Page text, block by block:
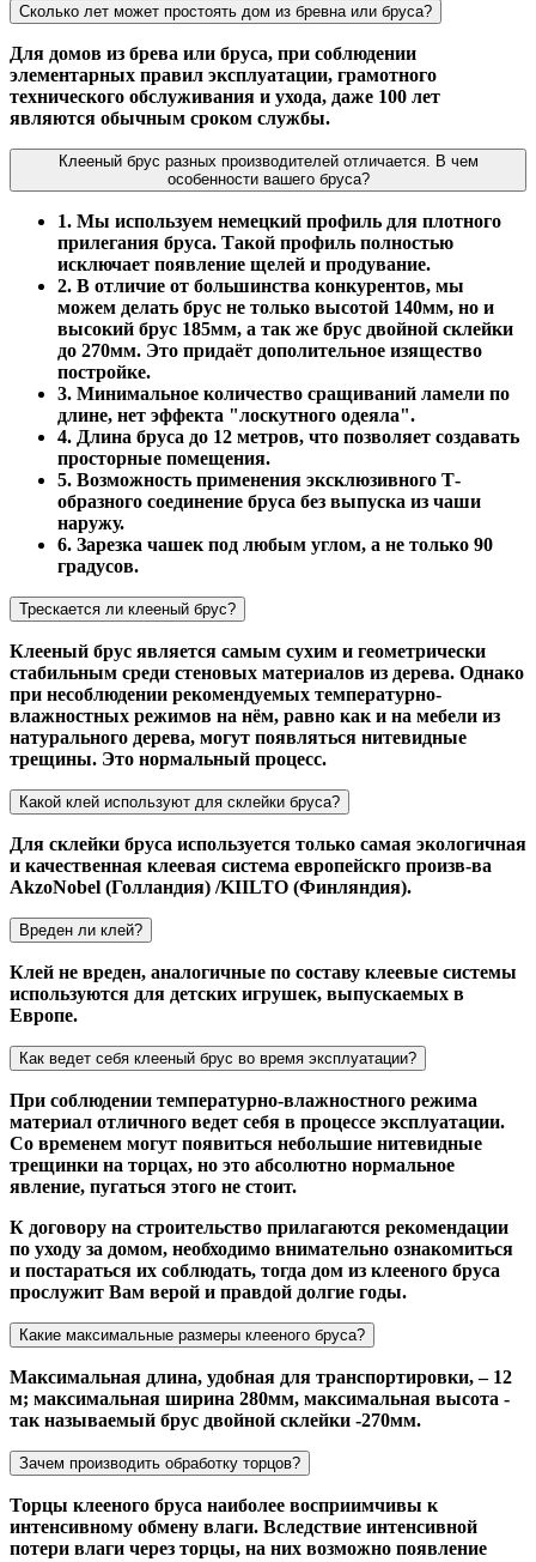
Сколько лет может простоять дом из бревна или бруса?
Для домов из брева или бруса, при соблюдении
элементарных правил эксплуатации, грамотного
технического обслуживания и ухода, даже 100 лет
являются обычным сроком службы.
Клееный брус разных производителей отличается. В чем
особенности вашего бруса?
1. Мы используем немецкий профиль для плотного
прилегания бруса. Такой профиль полностью
исключает появление щелей и продувание.
2. В отличие от большинства конкурентов, мы
можем делать брус не только высотой 140мм, но и
высокий брус 185мм, а так же брус двойной склейки
до 270мм. Это придаёт дополительное изящество
постройке.
3. Минимальное количество сращиваний ламели по
длине, нет эффекта "лоскутного одеяла".
4. Длина бруса до 12 метров, что позволяет создавать
просторные помещения.
5. Возможность применения эксклюзивного Т-
образного соединение бруса без выпуска из чаши
наружу.
6. Зарезка чашек под любым углом, а не только 90
градусов.
Трескается ли клееный брус?
Клееный брус является самым сухим и геометрически
стабильным среди стеновых материалов из дерева. Однако
при несоблюдении рекомендуемых температурно-
влажностных режимов на нём, равно как и на мебели из
натурального дерева, могут появляться нитевидные
трещины. Это нормальный процесс.
Какой клей используют для склейки бруса?
Для склейки бруса используется только самая экологичная
и качественная клеевая система европейскго произв-ва
AkzoNobel (Голландия) /KIILTO (Финляндия).
Вреден ли клей?
Клей не вреден, аналогичные по составу клеевые системы
используются для детских игрушек, выпускаемых в
Европе.
Как ведет себя клееный брус во время эксплуатации?
При соблюдении температурно-влажностного режима
материал отличного ведет себя в процессе эксплуатации.
Со временем могут появиться небольшие нитевидные
трещинки на торцах, но это абсолютно нормальное
явление, пугаться этого не стоит.
К договору на строительство прилагаются рекомендации
по уходу за домом, необходимо внимательно ознакомиться
и постараться их соблюдать, тогда дом из клееного бруса
прослужит Вам верой и правдой долгие годы.
Какие максимальные размеры клееного бруса?
Максимальная длина, удобная для транспортировки, – 12
м; максимальная ширина 280мм, максимальная высота -
так называемый брус двойной склейки -270мм.
Зачем производить обработку торцов?
Торцы клееного бруса наиболее восприимчивы к
интенсивному обмену влаги. Вследствие интенсивной
потери влаги через торцы, на них возможно появление